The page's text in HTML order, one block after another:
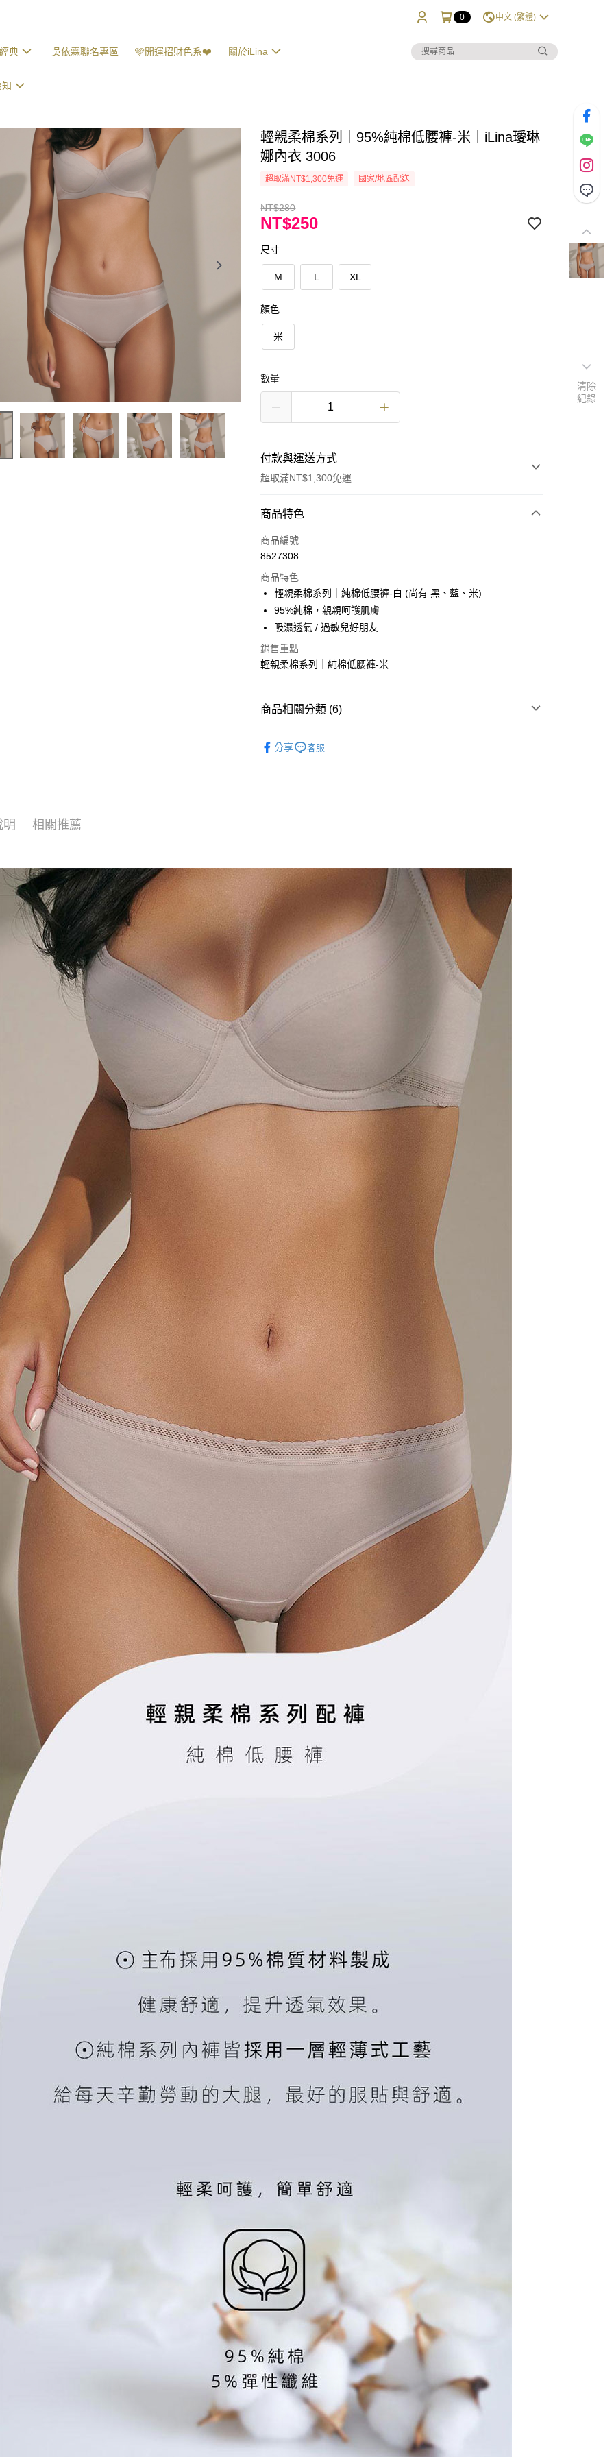
0 中文 (繁體)
典 吳依霖聯名專區 🩷開運招財色系❤️ 關於iLina
輕親柔棉系列｜95%純棉低腰褲-米｜iLina璦琳
娜內衣 3006
超取滿NT$1,300免運 國家/地區配送
NT$280
NT$250
尺寸
M L XL
顏色
米
數量
付款與運送方式
超取滿NT$1,300免運
付款方式
信用卡一次付款
運送方式
全家取貨付款
每筆NT$90，滿NT$1,300(含以上)免運費
每筆NT$90，滿NT$1,300(含以上)免運費
每筆NT$90，滿NT$1,300(含以上)免運費
香港直送- 順豐海外 查看運費
海外專區｜ Overseas 查看運費
澳門直送- 順豐海外
商品特色
商品編號
8527308
商品特色
輕親柔棉系列｜純棉低腰褲-白 (尚有 黑、藍、米)
95%純棉，親親呵護肌膚
吸濕透氣 / 過敏兒好朋友
銷售重點
輕親柔棉系列｜純棉低腰褲-米
商品相關分類 (6)
分享 客服
明 相關推薦
清除
紀錄